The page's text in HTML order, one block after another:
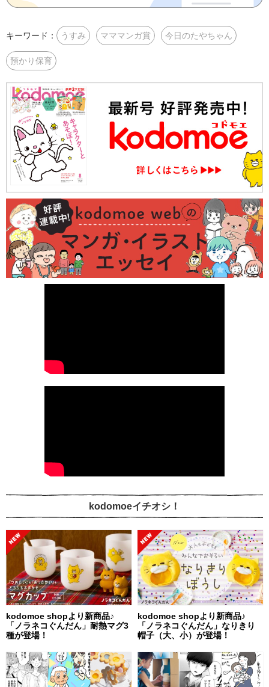
キーワード： うすみ マママンガ賞 今日のたやちゃん
預かり保育
kodomoeイチオシ！
kodomoe shopより新商品♪
「ノラネコぐんだん」耐熱マグ3
種が登場！
kodomoe shopより新商品♪
「ノラネコぐんだん」なりきり
帽子（大、小）が登場！